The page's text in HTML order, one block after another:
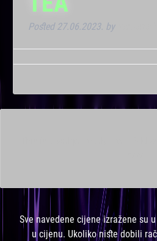
Posted 27.06.2023. by
Sve navedene cijene izražene su
u cijenu. Ukoliko niste dobili